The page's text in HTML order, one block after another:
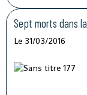
Sept morts dans
Le 31/03/2016